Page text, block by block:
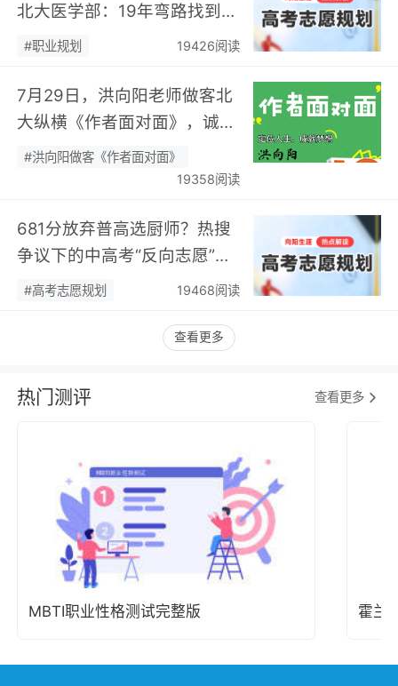
北大医学部：19年弯路找到终
身热爱，可幸又可惜！…
#职业规划 19426阅读
7月29日，洪向阳老师做客北
大纵横《作者面对面》，诚邀
您现场相聚！…
#洪向阳做客《作者面对面》
19358阅读
681分放弃普高选厨师？热搜
争议下的中高考“反向志愿”
潮，藏着职业规划新逻辑…
#高考志愿规划 19468阅读
查看更多
热门测评 查看更多
MBTI职业性格测试完整版 霍兰